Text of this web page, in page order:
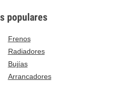
populares
Frenos
Radiadores
Bujías
Arrancadores